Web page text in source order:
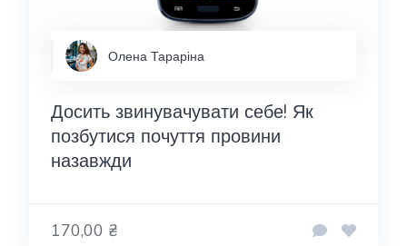
Олена Тараріна
Досить звинувачувати себе! Як
позбутися почуття провини
назавжди
170,00 ₴